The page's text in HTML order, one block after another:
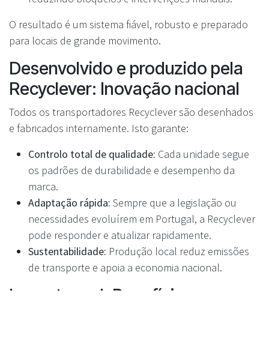
O resultado é um sistema fiável, robusto e preparado
para locais de grande movimento.
Desenvolvido e produzido pela
Recyclever: Inovação nacional
Todos os transportadores Recyclever são desenhados
e fabricados internamente. Isto garante:
Controlo total de qualidade: Cada unidade segue
os padrões de durabilidade e desempenho da
marca.
Adaptação rápida: Sempre que a legislação ou
necessidades evoluírem em Portugal, a Recyclever
pode responder e atualizar rapidamente.
Sustentabilidade: Produção local reduz emissões
de transporte e apoia a economia nacional.
Impacto real: Benefícios para o